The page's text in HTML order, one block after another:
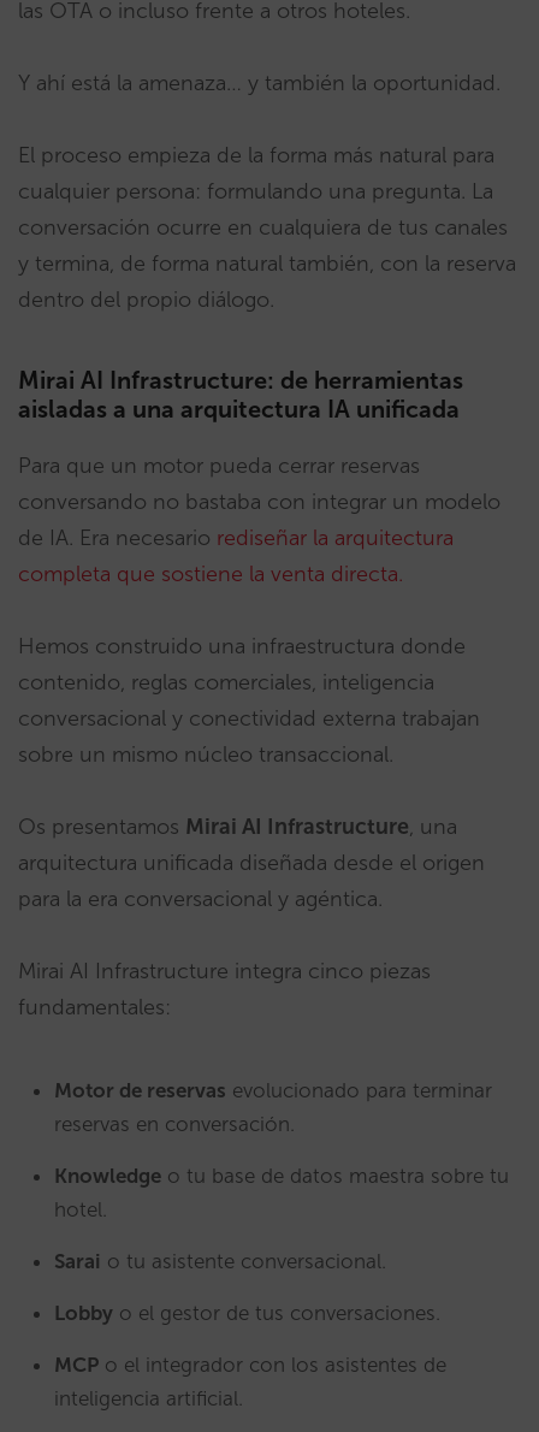
las OTA o incluso frente a otros hoteles.
Y ahí está la amenaza… y también la oportunidad.
El proceso empieza de la forma más natural para
cualquier persona: formulando una pregunta. La
conversación ocurre en cualquiera de tus canales
y termina, de forma natural también, con la reserva
dentro del propio diálogo.
Mirai AI Infrastructure: de herramientas
aisladas a una arquitectura IA unificada
Para que un motor pueda cerrar reservas
conversando no bastaba con integrar un modelo
de IA. Era necesario rediseñar la arquitectura
completa que sostiene la venta directa.
Hemos construido una infraestructura donde
contenido, reglas comerciales, inteligencia
conversacional y conectividad externa trabajan
sobre un mismo núcleo transaccional.
Os presentamos Mirai AI Infrastructure, una
arquitectura unificada diseñada desde el origen
para la era conversacional y agéntica.
Mirai AI Infrastructure integra cinco piezas
fundamentales:
Motor de reservas evolucionado para terminar
reservas en conversación.
Knowledge o tu base de datos maestra sobre tu
hotel.
Sarai o tu asistente conversacional.
Lobby o el gestor de tus conversaciones.
MCP o el integrador con los asistentes de
inteligencia artificial.